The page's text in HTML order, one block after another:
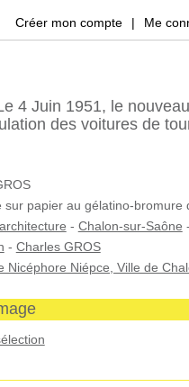
Créer mon compte | Me
4 Juin 1951, le
des voitures de
sur papier au gélatino-bromure
- Chalon-sur-Saône -
- Charles GROS
Nicéphore Niépce, Ville de